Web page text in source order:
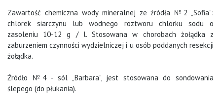
Zawartość chemiczna wody mineralnej ze źródła №2 „Sofia”:
chlorek siarczynu lub wodnego roztworu chlorku sodu o
zasoleniu 10-12 g / l. Stosowana w chorobach żołądka z
zaburzeniem czynności wydzielniczej i u osób poddanych resekcji
żołądka.
Źródło №4 - sól „Barbara”, jest stosowana do sondowania
ślepego (do płukania).